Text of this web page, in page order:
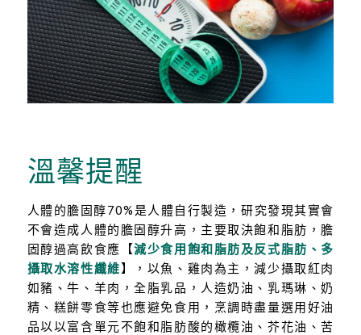
溫馨提醒
人體的膽固醇70%是人體自行製造，研究發現其實會
不會造成人體的膽固醇升高，主要取決飽和脂肪，膽
固醇過高飲食應【減少食用飽和脂肪及反式脂肪、多
攝取水溶性纖維】，以魚、雞肉為主，減少攝取紅肉
如豬、牛、羊肉，全脂乳品，人造奶油、乳瑪琳、奶
精、糕餅零食等也應避免食用，烹調時盡量選用好油
品以以富含單元不飽和脂肪酸的橄欖油、芥花油、苦